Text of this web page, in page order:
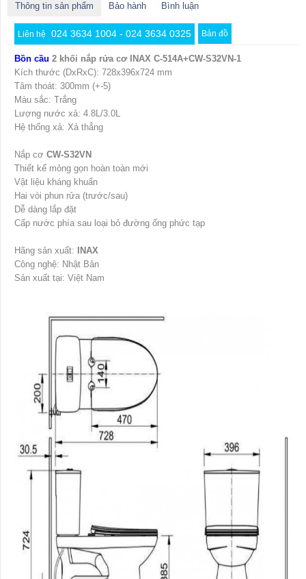
Thông tin sản phẩm Bảo hành Bình luận
Liên hệ 024 3634 1004 - 024 3634 0325 Bản đồ
Bồn cầu 2 khối nắp rửa cơ INAX C-514A+CW-S32VN-1
Kích thước (DxRxC): 728x396x724 mm
Tâm thoát: 300mm (+-5)
Màu sắc: Trắng
Lượng nước xả: 4.8L/3.0L
Hệ thống xả: Xả thẳng
Nắp cơ CW-S32VN
Thiết kế mỏng gọn hoàn toàn mới
Vật liệu kháng khuẩn
Hai vòi phun rửa (trước/sau)
Dễ dàng lắp đặt
Cấp nước phía sau loại bỏ đường ống phức tạp
Hãng sản xuất:
INAX
Công nghệ: Nhật Bản
Sản xuất tại: Việt Nam